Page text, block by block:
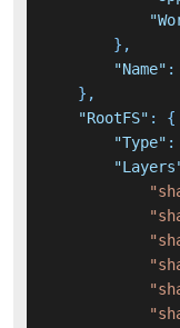
} ,
"Name" :
} ,
"RootFS" :
{
"Type" :